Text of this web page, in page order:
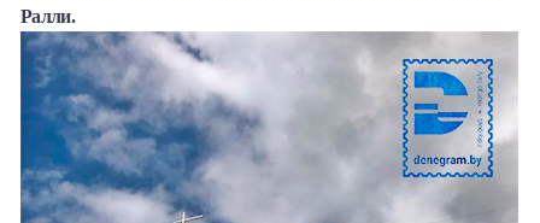
Потребительский кредит
Карта КАКТУС
Продукты для Бизнеса
Ралли.